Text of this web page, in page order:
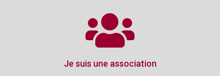
Je suis une association